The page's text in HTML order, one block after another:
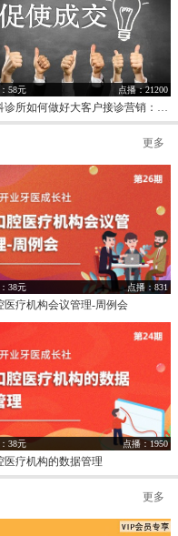
牙科诊所如何做好大客户接诊营销：促使成交
点播：21200
58元
更多
医疗机构会议管理-周例会
点播：831
38元
医疗机构的数据管理
点播：1950
38元
更多